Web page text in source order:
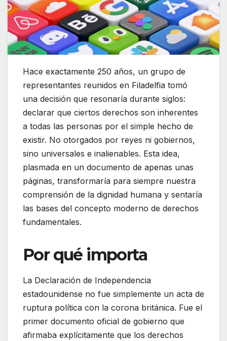
Hace exactamente 250 años, un grupo de
representantes reunidos en Filadelfia tomó
una decisión que resonaría durante siglos:
declarar que ciertos derechos son inherentes
a todas las personas por el simple hecho de
existir. No otorgados por reyes ni gobiernos,
sino universales e inalienables. Esta idea,
plasmada en un documento de apenas unas
páginas, transformaría para siempre nuestra
comprensión de la dignidad humana y sentaría
las bases del concepto moderno de derechos
fundamentales.
Por qué importa
La Declaración de Independencia
estadounidense no fue simplemente un acta de
ruptura política con la corona británica. Fue el
primer documento oficial de gobierno que
afirmaba explícitamente que los derechos